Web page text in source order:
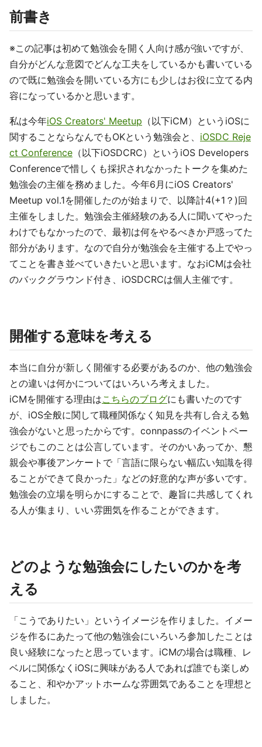
前書き
※この記事は初めて勉強会を開く人向け感が強いですが、
自分がどんな意図でどんな工夫をしているかも書いている
ので既に勉強会を開いている方にも少しはお役に立てる内
容になっているかと思います。
私は今年iOS Creators' Meetup （以下iCM）というiOSに
関することならなんでもOKという勉強会と、 iOSDC Reje
ct Conference （以下iOSDCRC）というiOS Developers
Conferenceで惜しくも採択されなかったトークを集めた
勉強会の主催を務めました。今年6月にiOS Creators'
Meetup vol.1を開催したのが始まりで、以降計4(+1？)回
主催をしました。勉強会主催経験のある人に聞いてやった
わけでもなかったので、最初は何をやるべきか戸惑ってた
部分があります。なので自分が勉強会を主催する上でやっ
てことを書き並べていきたいと思います。なおiCMは会社
のバックグラウンド付き、iOSDCRCは個人主催です。
開催する意味を考える
本当に自分が新しく開催する必要があるのか、他の勉強会
との違いは何かについてはいろいろ考えました。
iCMを開催する理由はこちらのブログにも書いたのです
が、iOS全般に関して職種関係なく知見を共有し合える勉
強会がないと思ったからです。connpassのイベントペー
ジでもこのことは公言しています。そのかいあってか、懇
親会や事後アンケートで「言語に限らない幅広い知識を得
ることができて良かった」などの好意的な声が多いです。
勉強会の立場を明らかにすることで、趣旨に共感してくれ
る人が集まり、いい雰囲気を作ることができます。
どのような勉強会にしたいのかを考
える
「こうでありたい」というイメージを作りました。イメー
ジを作るにあたって他の勉強会にいろいろ参加したことは
良い経験になったと思っています。iCMの場合は職種、レ
ベルに関係なくiOSに興味がある人であれば誰でも楽しめ
ること、和やかアットホームな雰囲気であることを理想と
しました。